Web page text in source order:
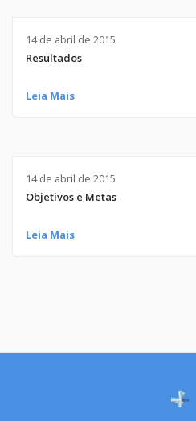
14 de abril de 2015
Resultados
Leia Mais
14 de abril de 2015
Objetivos e Metas
Leia Mais